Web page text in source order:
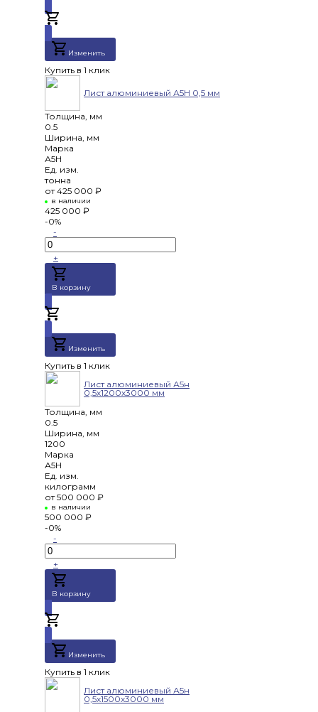
Изменить
Купить в 1 клик
Лист алюминиевый А5Н 0,5 мм
Толщина, мм
0.5
Ширина, мм
Марка
А5Н
Ед. изм.
тонна
от 425 000 ₽
в наличии
425 000 ₽
-0%
-
+
В корзину
Изменить
Купить в 1 клик
Лист алюминиевый А5н
0,5х1200х3000 мм
Толщина, мм
0.5
Ширина, мм
1200
Марка
А5Н
Ед. изм.
килограмм
от 500 000 ₽
в наличии
500 000 ₽
-0%
-
+
В корзину
Изменить
Купить в 1 клик
Лист алюминиевый А5н
0,5х1500х3000 мм